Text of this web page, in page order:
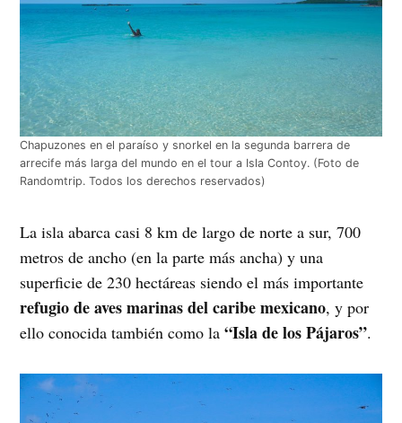
Chapuzones en el paraíso y snorkel en la segunda barrera de
arrecife más larga del mundo en el tour a Isla Contoy. (Foto de
Randomtrip. Todos los derechos reservados)
La isla abarca casi 8 km de largo de norte a sur, 700
metros de ancho (en la parte más ancha) y una
superficie de 230 hectáreas siendo el más importante
refugio de aves marinas del caribe mexicano, y por
ello conocida también como la“Isla de los Pájaros”.